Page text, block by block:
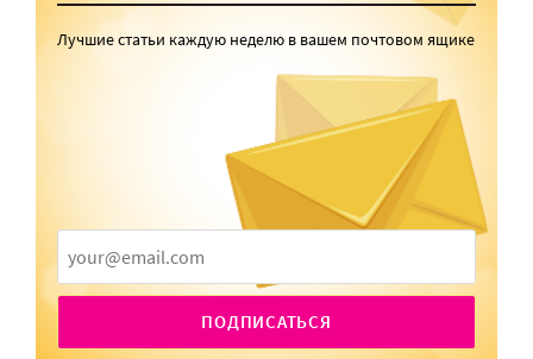
Лучшие статьи каждую неделю в вашем почтовом ящике
ПОДПИСАТЬСЯ